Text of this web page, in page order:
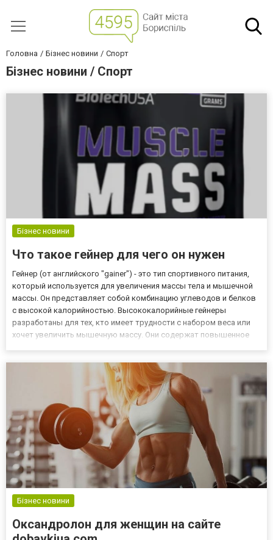
Головна Бізнес новини Спорт
Бізнес новини / Спорт
Бізнес новини
Что такое гейнер для чего он нужен
Гейнер (от английского "gainer") - это тип спортивного питания,
который используется для увеличения массы тела и мышечной
массы. Он представляет собой комбинацию углеводов и белков
с высокой калорийностью. Высококалорийные гейнеры
разработаны для тех, кто имеет трудности с набором веса или
хочет увеличить мышечную массу. Они содержат повышенное
Бізнес новини
Оксандролон для женщин на сайте